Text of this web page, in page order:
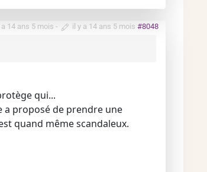
a 14 ans 5 mois - il y a 14 ans 5 mois #8048
qui...
a proposé de prendre une
quand même scandaleux.